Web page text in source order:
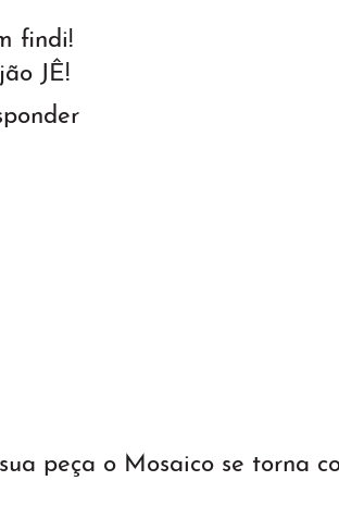
findi!
JÊ!
peça o Mosaico se torna